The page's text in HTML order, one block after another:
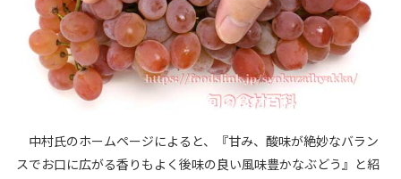
中村氏のホームページによると、『甘み、酸味が絶妙なバラン
スでお口に広がる香りもよく後味の良い風味豊かなぶどう』と紹